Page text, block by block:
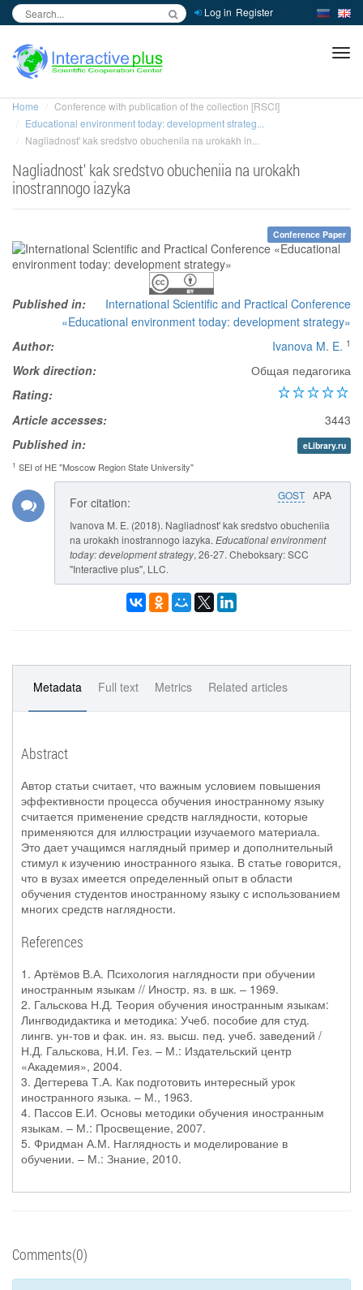
Log in Register
Home
Conference with publication of the collection [RSCI]
Educational environment today: development strateg...
Nagliadnost' kak sredstvo obucheniia na urokakh in...
Nagliadnost' kak sredstvo obucheniia na urokakh
inostrannogo iazyka
Conference Paper
Published in:
International Scientific and Practical Conference
«Educational environment today: development strategy»
Author:
Ivanova M. E. 1
Work direction:
Общая педагогика
Rating:
Article accesses:
3443
Published in:
eLibrary.ru
1 SEI of HE "Moscow Region State University"
GOST APA
For citation:
Ivanova M. E. (2018). Nagliadnost' kak sredstvo obucheniia
na urokakh inostrannogo iazyka. Educational environment
today: development strategy, 26-27. Cheboksary: SCC
"Interactive plus", LLC.
Metadata Full text Metrics Related articles
Abstract
Автор статьи считает, что важным условием повышения
эффективности процесса обучения иностранному языку
считается применение средств наглядности, которые
применяются для иллюстрации изучаемого материала.
Это дает учащимся наглядный пример и дополнительный
стимул к изучению иностранного языка. В статье говорится,
что в вузах имеется определенный опыт в области
обучения студентов иностранному языку с использованием
многих средств наглядности.
References
1. Артёмов В.А. Психология наглядности при обучении
иностранным языкам // Иностр. яз. в шк. – 1969.
2. Гальскова Н.Д. Теория обучения иностранным языкам:
Лингводидактика и методика: Учеб. пособие для студ.
лингв. ун-тов и фак. ин. яз. высш. пед. учеб. заведений /
Н.Д. Гальскова, Н.И. Гез. – М.: Издательский центр
«Академия», 2004.
3. Дегтерева Т.А. Как подготовить интересный урок
иностранного языка. – М., 1963.
4. Пассов Е.И. Основы методики обучения иностранным
языкам. – М.: Просвещение, 2007.
5. Фридман А.М. Наглядность и моделирование в
обучении. – М.: Знание, 2010.
Comments(0)